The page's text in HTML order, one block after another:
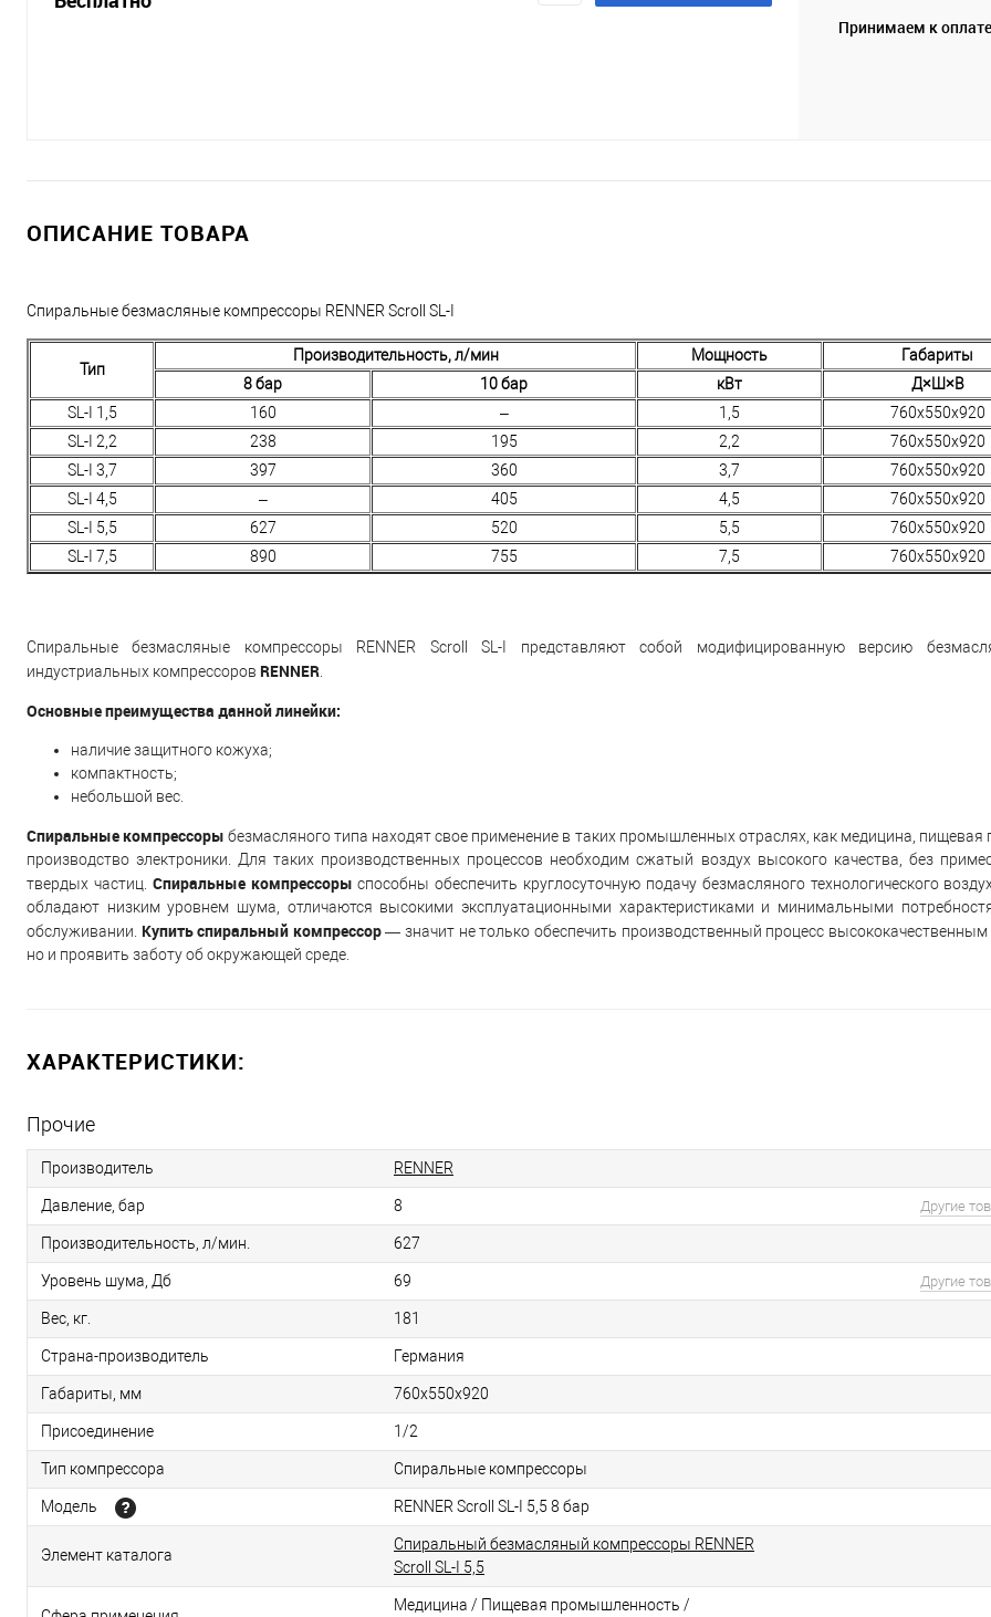
Принимаем к оплате
ОПИСАНИЕ ТОВАРА
Спиральные безмасляные компрессоры RENNER Scroll SL-I
Тип
Производительность, л/мин Мощность Габариты
8 бар
10 бар кВт Д×Ш×В
SL-I 1,5
160 – 1,5 760х550х920
SL-I 2,2
238 195 2,2 760х550х920
SL-I 3,7
397 360 3,7 760х550х920
SL-I 4,5
– 405 4,5 760х550х920
SL-I 5,5
627 520 5,5 760х550х920
SL-I 7,5
890 755 7,5 760х550х920
Спиральные безмасляные компрессоры RENNER Scroll SL-I представляют собой модифицированную версию
индустриальных компрессоров RENNER
Основные преимущества данной линейки:
наличие защитного кожуха;
компактность;
небольшой вес.
Спиральные компрессорыбезмасляного типа находят свое применение в таких промышленных отраслях, как медицина,
производство электроники. Для таких производственных процессов необходим сжатый воздух высокого качества, без
твердых частиц. Спиральные компрессоры способны обеспечить круглосуточную подачу безмасляного технологического
обладают низким уровнем шума, отличаются высокими эксплуатационными характеристиками и минимальными
обслуживании. Купить спиральный компрессор— значит не только обеспечить производственный процесс
но и проявить заботу об окружающей среде.
ХАРАКТЕРИСТИКИ:
Прочие
Производитель RENNER
Давление, бар 8 Другие
Производительность, л/мин. 627
Уровень шума, Дб 69 Другие
Вес, кг. 181
Страна-производитель Германия
Габариты, мм 760х550х920
Присоединение 1/2
Тип компрессора Спиральные компрессоры
Модель RENNER Scroll SL-I 5,5 8 бар
Элемент каталога
Спиральный безмасляный компрессоры RENNER
Scroll SL-I 5,5
Медицина / Пищевая промышленность /